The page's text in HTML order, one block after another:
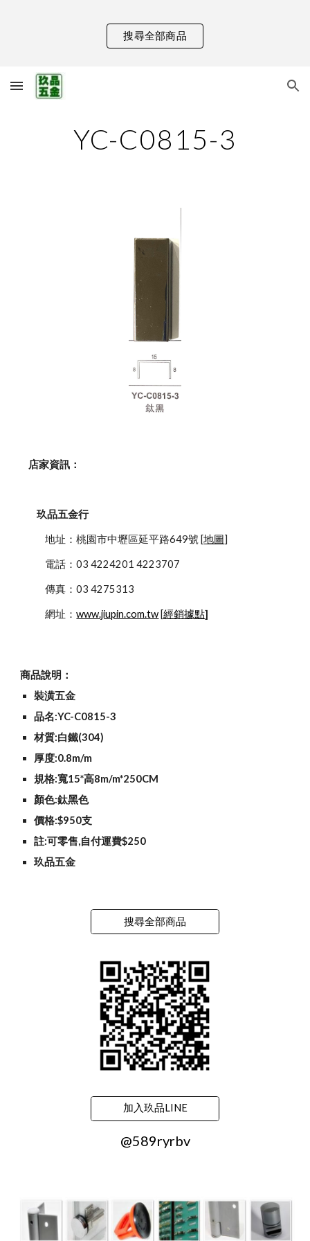
Skip to main content
搜尋全部商品
YC-C0815-3
    店家資訊：
玖品五金行
            地址：桃園市中壢區延平路649號 [
地圖]
            電話：03 4224201 4223707
            傳真：03 4275313
            網址：
www.jiupin.com.tw [經銷據點]
商品說明：
裝潢五金
品名:YC-C0815-3
材質:白鐵(304)
厚度:0.8m/m
規格:寬15*高8m/m*250CM
顏色:鈦黑色
價格:$950支
註:可零售,自付運費$250
玖品五金
搜尋全部商品
加入玖品LINE
@589ryrbv